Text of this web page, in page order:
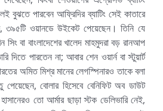
বুঝতে পারবেন আফ্রিদির ব্যাটিং সেই কাতারে
৩৯৫টি ওয়ানডে উইকেট পেয়েছেন। তিনি যে
বা বাংলাদেশের খালেদ মাহমুদরা বড় রানআপ
দিতে পারতেন না; আবার শেন ওয়ার্ন বা স্টুয়ার্ট
অমিত মিশ্র মানের লেগস্পিনারও তাকে বলা
বোলার হিসেবে বেনিফিট অব ডাউট
তো আর্মার ছাড়া স্টক ডেলিভারি নেই,